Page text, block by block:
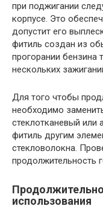
при поджигании
корпусе. Это
допустит его
фитиль создан из
прогорании бензина
нескольких
Для того чтобы
необходимо
стеклотканевый
фитиль другим
стекловолокна.
продолжительность
использования